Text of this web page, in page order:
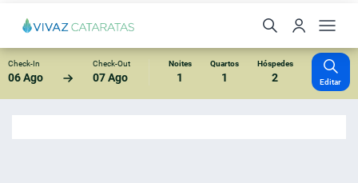
Check-In
06 Ago
Check-Out
07 Ago
Noites
1
Quartos
1
Hóspedes
2 Editar